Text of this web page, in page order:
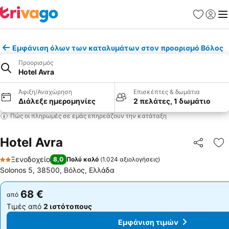
Εμφάνιση όλων των καταλυμάτων στον προορισμό Βόλος
Προορισμός
Hotel Avra
Άφιξη/Αναχώρηση
Διάλεξε ημερομηνίες
Επισκέπτες & δωμάτια
2 πελάτες, 1 δωμάτιο
Πώς οι πληρωμές σε εμάς επηρεάζουν την κατάταξη
Hotel Avra
2 Αστέρια
Ξενοδοχείο 8,0 Πολύ καλό (1.024 αξιολογήσεις)
Solonos 5, 38500, Βόλος, Ελλάδα
από 68 €
Τιμές από 2 ιστότοπους
Εμφάνιση τιμών
από 68 €
Τιμές από 2 ιστότοπους
Εμφάνιση τιμών